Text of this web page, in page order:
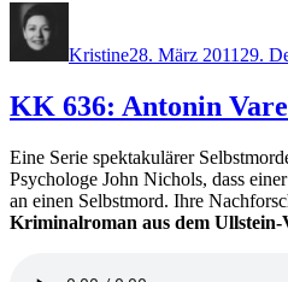
Kristine28. März 2011 29.
KK 636: Antonin
Eine Serie spektakulärer
Psychologe John Nichols, dass
an einen Selbstmord. Ihre
Kriminalroman aus dem Ullstein-